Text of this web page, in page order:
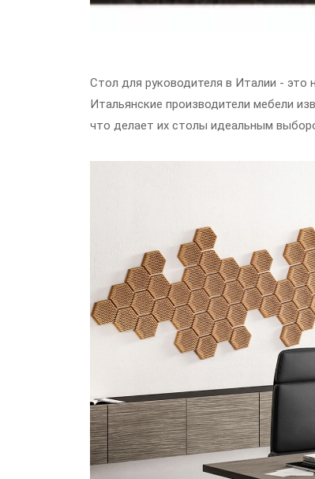
Стол для руководителя в Италии - это
Итальянские производители мебели
что делает их столы идеальным